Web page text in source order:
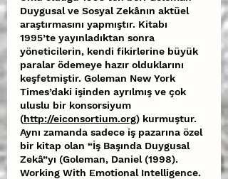
Duygusal ve Sosyal Zekânın aktüel
araştırmasını yapmıştır. Kitabı
1995’te yayınladıktan sonra
yöneticilerin, kendi fikirlerine büyük
paralar ödemeye hazır olduklarını
keşfetmiştir. Goleman New York
Times’daki işinden ayrılmış ve çok
uluslu bir konsorsiyum
(http://eiconsortium.org) kurmuştur.
Aynı zamanda sadece iş pazarına özel
bir kitap olan “İş Başında Duygusal
Zekâ”yı (Goleman, Daniel (1998).
Working With Emotional Intelligence.